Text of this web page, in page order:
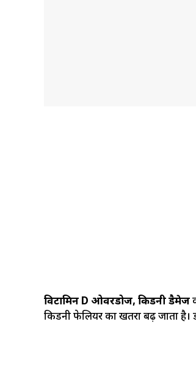
विटामिन D ओवरडोज, किडनी डैमेज
किडनी फेलियर का खतरा बढ़ जाता है।